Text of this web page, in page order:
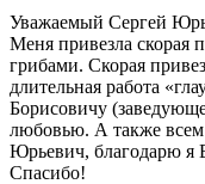
Уважаемый Сергей
Меня привезла скорая
грибами. Скорая
длительная работа
Борисовичу
любовью. А также всем
Юрьевич, благодарю я
Спасибо!